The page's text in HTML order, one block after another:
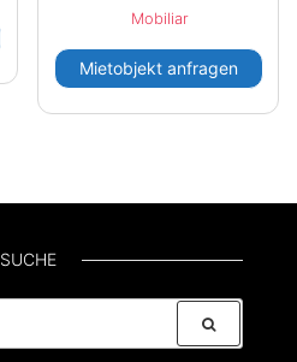
Mobiliar
Mietobjekt anfragen
SUCHE